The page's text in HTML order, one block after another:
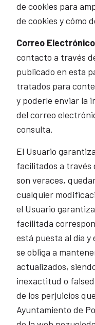
de cookies para
de cookies y cómo
Correo
contacto a través
publicado en esta
tratados para
y poderle enviar la
del correo
consulta.
El Usuario
facilitados a través
son veraces,
cualquier
el Usuario
facilitada
está puesta al día y
se obliga a
actualizados,
inexactitud o
de los perjuicios
Ayuntamiento de